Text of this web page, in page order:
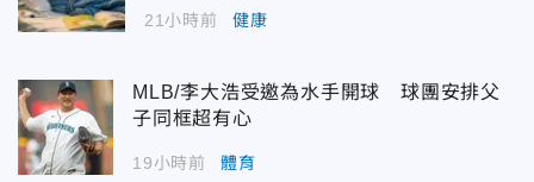
21小時前 健康
MLB/李大浩受邀為水手開球 球團安排父
子同框超有心
19小時前 體育